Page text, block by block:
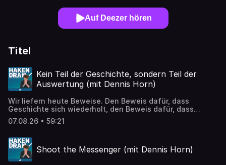
Auf Deezer hören
Titel
Kein Teil der Geschichte, sondern Teil der
Auswertung (mit Dennis Horn)
Wir liefern heute Beweise. Den Beweis dafür, dass
Geschichte sich wiederholt, den Beweis dafür, dass
Internet und Remixkultur einanderbrauchen und dass es
endlich eine Creative Cuisine-Lizenz braucht. Und wieso
Wochenende! ➡️ Mit der "Haken Dran"-Community ins
Gespräch kommen könnt ihr am besten im Discord:
http://hakendran.org ✔️ Jetzt abstimmen für den Grauen
07.08.26 • 59:21
Shoot the Messenger (mit Dennis Horn)